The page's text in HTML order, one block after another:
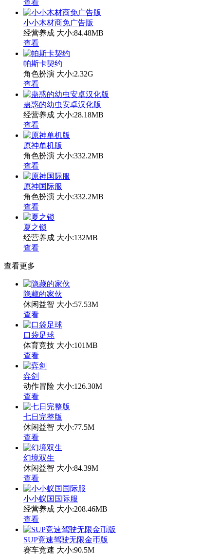
查看
小小木材商免广告版
经营养成 大小:84.48MB
查看
帕斯卡契约
角色扮演 大小:2.32G
查看
蛊惑的幼虫安卓汉化版
经营养成 大小:28.18MB
查看
原神单机版
角色扮演 大小:332.2MB
查看
原神国际服
角色扮演 大小:332.2MB
查看
夏之锁
经营养成 大小:132MB
查看
查看更多
隐藏的家伙
休闲益智 大小:57.53M
查看
口袋足球
体育竞技 大小:101MB
查看
弈剑
动作冒险 大小:126.30M
查看
七日完整版
休闲益智 大小:77.5M
查看
幻境双生
休闲益智 大小:84.39M
查看
小小蚁国国际服
经营养成 大小:208.46MB
查看
SUP竞速驾驶无限金币版
赛车竞速 大小:90.5M